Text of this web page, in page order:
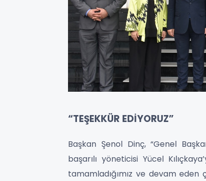
“TEŞEKKÜR EDİYORUZ”
Başkan Şenol Dinç, “Genel
başarılı yöneticisi Yücel
tamamladığımız ve devam eden